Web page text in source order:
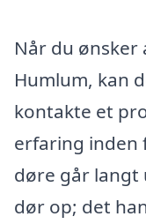
Når du
Humlum, kan
kontakte et
erfaring inden
døre går
dør op; det